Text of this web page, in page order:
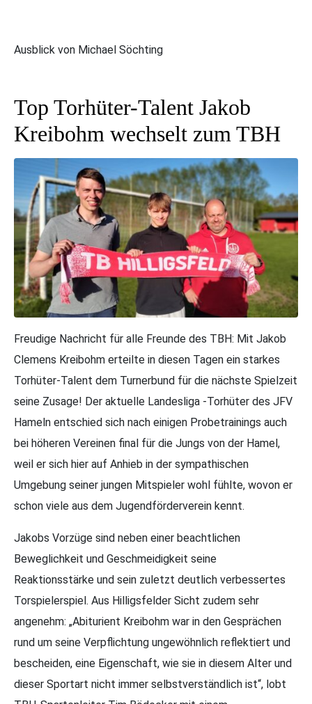
Ausblick von Michael Söchting
Top Torhüter-Talent Jakob
Kreibohm wechselt zum TBH
Freudige Nachricht für alle Freunde des TBH: Mit Jakob
Clemens Kreibohm erteilte in diesen Tagen ein starkes
Torhüter-Talent dem Turnerbund für die nächste Spielzeit
seine Zusage! Der aktuelle Landesliga -Torhüter des JFV
Hameln entschied sich nach einigen Probetrainings auch
bei höheren Vereinen final für die Jungs von der Hamel,
weil er sich hier auf Anhieb in der sympathischen
Umgebung seiner jungen Mitspieler wohl fühlte, wovon er
schon viele aus dem Jugendförderverein kennt.
Jakobs Vorzüge sind neben einer beachtlichen
Beweglichkeit und Geschmeidigkeit seine
Reaktionsstärke und sein zuletzt deutlich verbessertes
Torspielerspiel. Aus Hilligsfelder Sicht zudem sehr
angenehm: „Abiturient Kreibohm war in den Gesprächen
rund um seine Verpflichtung ungewöhnlich reflektiert und
bescheiden, eine Eigenschaft, wie sie in diesem Alter und
dieser Sportart nicht immer selbstverständlich ist“, lobt